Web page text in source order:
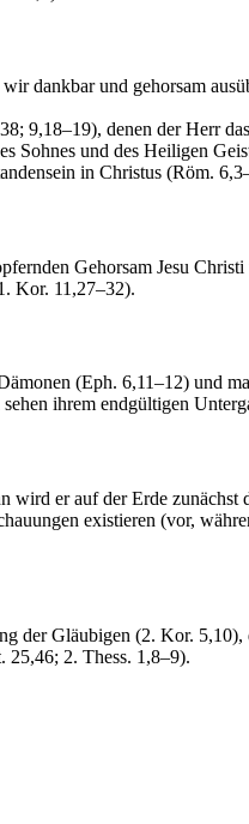
dankbar und gehorsam
9,18–19), denen der Herr
Sohnes und des Heiligen
in Christus (Röm.
Gehorsam Jesu
Kor. 11,27–32).
(Eph. 6,11–12) und
ihrem endgültigen
er auf der Erde zunächst
existieren (vor,
der Gläubigen (2. Kor.
25,46; 2. Thess. 1,8–9).